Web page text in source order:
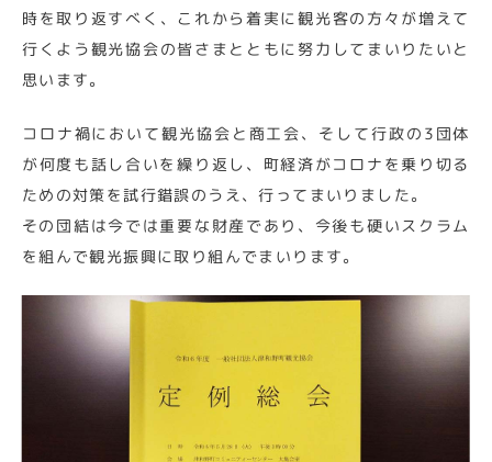
時を取り返すべく、これから着実に観光客の方々が増えて
行くよう観光協会の皆さまとともに努力してまいりたいと
思います。
コロナ禍において観光協会と商工会、そして行政の3団体
が何度も話し合いを繰り返し、町経済がコロナを乗り切る
ための対策を試行錯誤のうえ、行ってまいりました。
その団結は今では重要な財産であり、今後も硬いスクラム
を組んで観光振興に取り組んでまいります。